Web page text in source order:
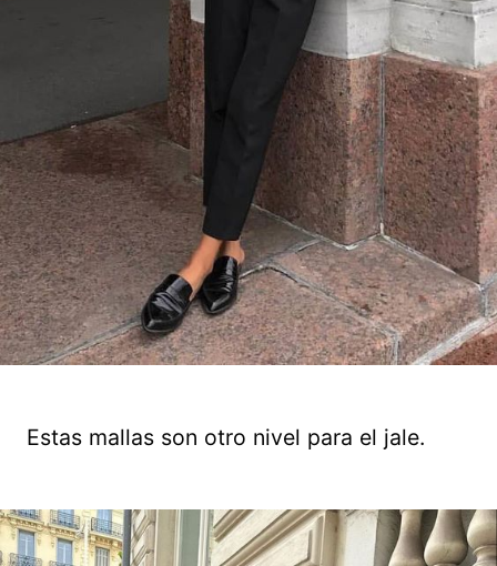
Estas mallas son otro nivel para el jale.